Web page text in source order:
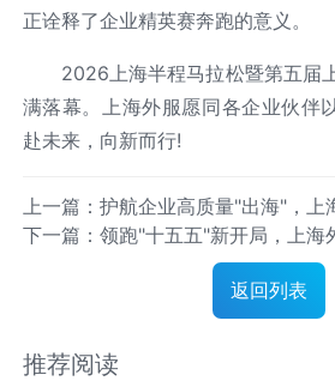
正诠释了企业精英赛奔跑的意义。
2026上海半程马拉松暨第五届
满落幕。上海外服愿同各企业伙伴
赴未来，向新而行!
上一篇：护航企业高质量"出海"，上
批"生态共建伙伴"
返回列表
下一篇：领跑"十五五"新开局，上海
源人力资源服务机构百强榜首
推荐阅读